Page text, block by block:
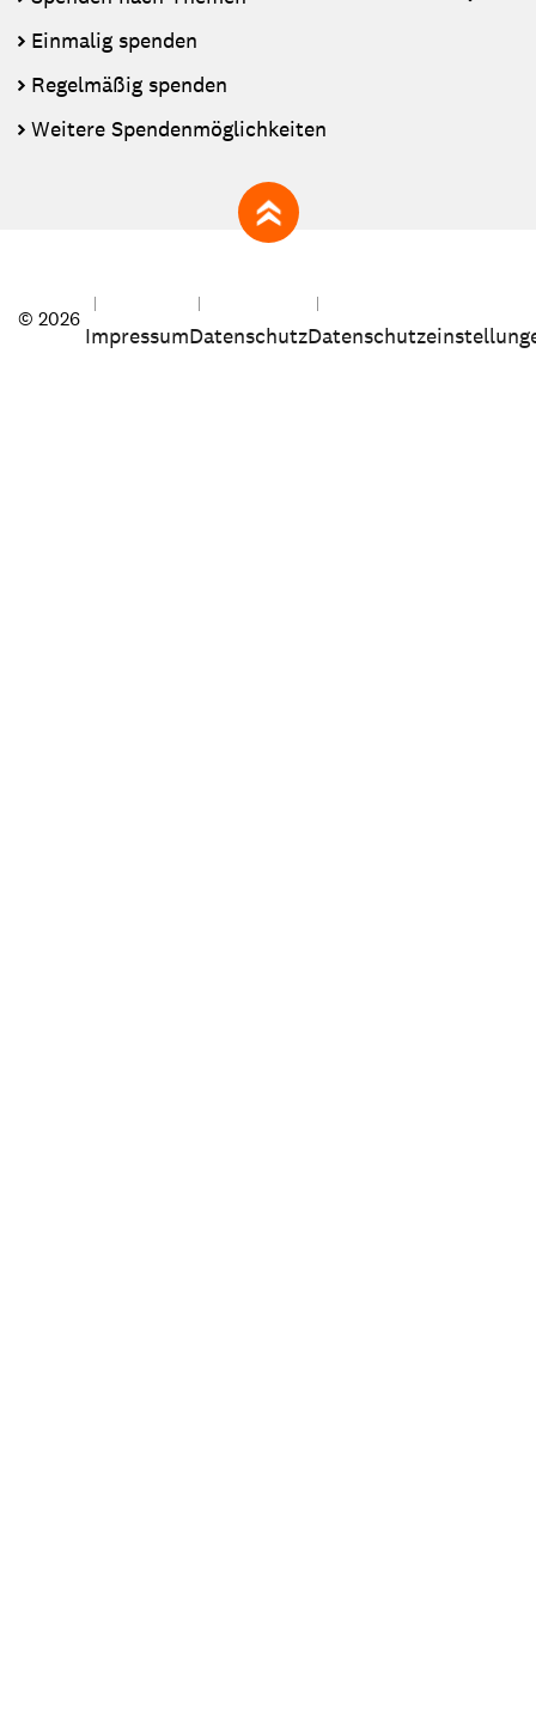
Einmalig spenden
Regelmäßig spenden
Weitere Spendenmöglichkeiten
zum Seitenanfang
© 2026
ImpressumDatenschutz